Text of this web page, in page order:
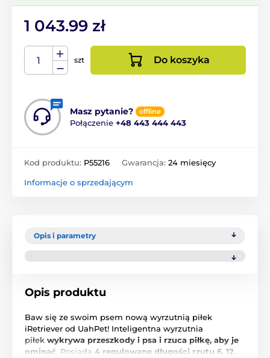
1 043.99 zł
szt Do koszyka
Masz pytanie? offline
Połączenie +48 443 444 443
Kod produktu: P55216 Gwarancja: 24 miesięcy
Informacje o sprzedającym
Opis i parametry
Opis produktu
Baw się ze swoim psem nową wyrzutnią piłek
iRetriever od UahPet! Inteligentna wyrzutnia
piłek wykrywa przeszkody i psa i rzuca piłkę, aby je
ominąć . Posiada 4 regulowane długości rzutu 6, 12,